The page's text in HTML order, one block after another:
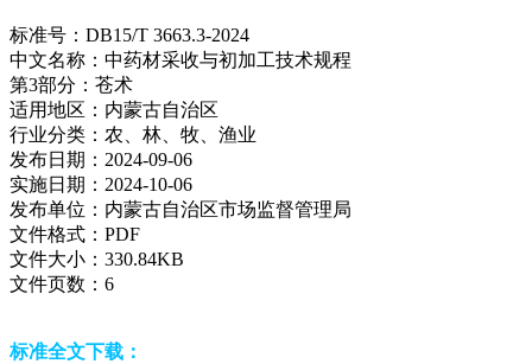
标准号： DB15/T 3663.3-2024
中文名称： 中药材采收与初加工技术规程
第3部分：苍术
适用地区： 内蒙古自治区
行业分类： 农、林、牧、渔业
发布日期： 2024-09-06
实施日期： 2024-10-06
发布单位： 内蒙古自治区市场监督管理局
文件格式： PDF
文件大小： 330.84KB
文件页数： 6
标准全文下载：